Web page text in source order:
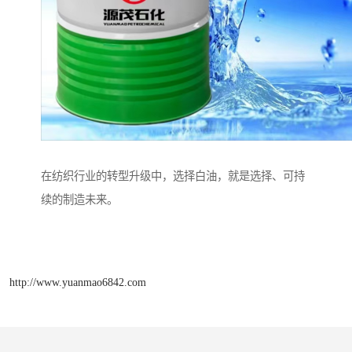
在纺织行业的转型升级中，选择白油，就是选择、可持
续的制造未来。
http://www.yuanmao6842.com